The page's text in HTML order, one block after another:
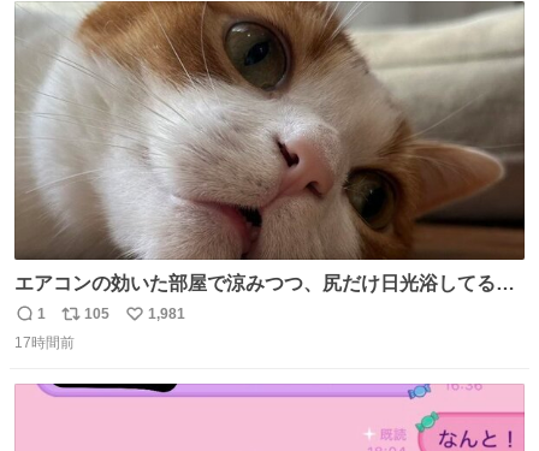
Geminiの添削もエラーの指摘は激減し、上級の表現を教え
てもらう今日この頃。
ト
数
数
エアコンの効いた部屋で涼みつつ、尻だけ日光浴してる猫
もはや貴族じゃん！
返
信
1
リ
ポ
ト
105
い
数
1,981
17時間前